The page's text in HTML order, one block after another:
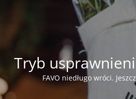
Tryb
FAVO niedługo wróci.